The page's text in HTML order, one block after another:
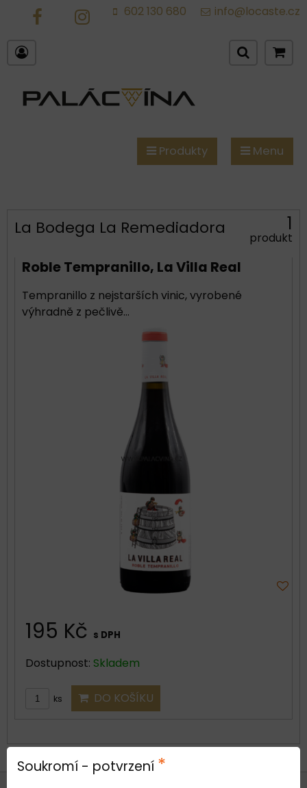
IG
602 130 680 info@locaste.cz
Produkty Menu
La Bodega La Remediadora 1
produkt
Roble Tempranillo, La Villa Real
Tempranillo z nejstarších vinic, vyrobené
výhradně z pečlivě...
195 Kč s DPH
Dostupnost: Skladem
ks DO KOŠÍKU
Soukromí - potvrzení *